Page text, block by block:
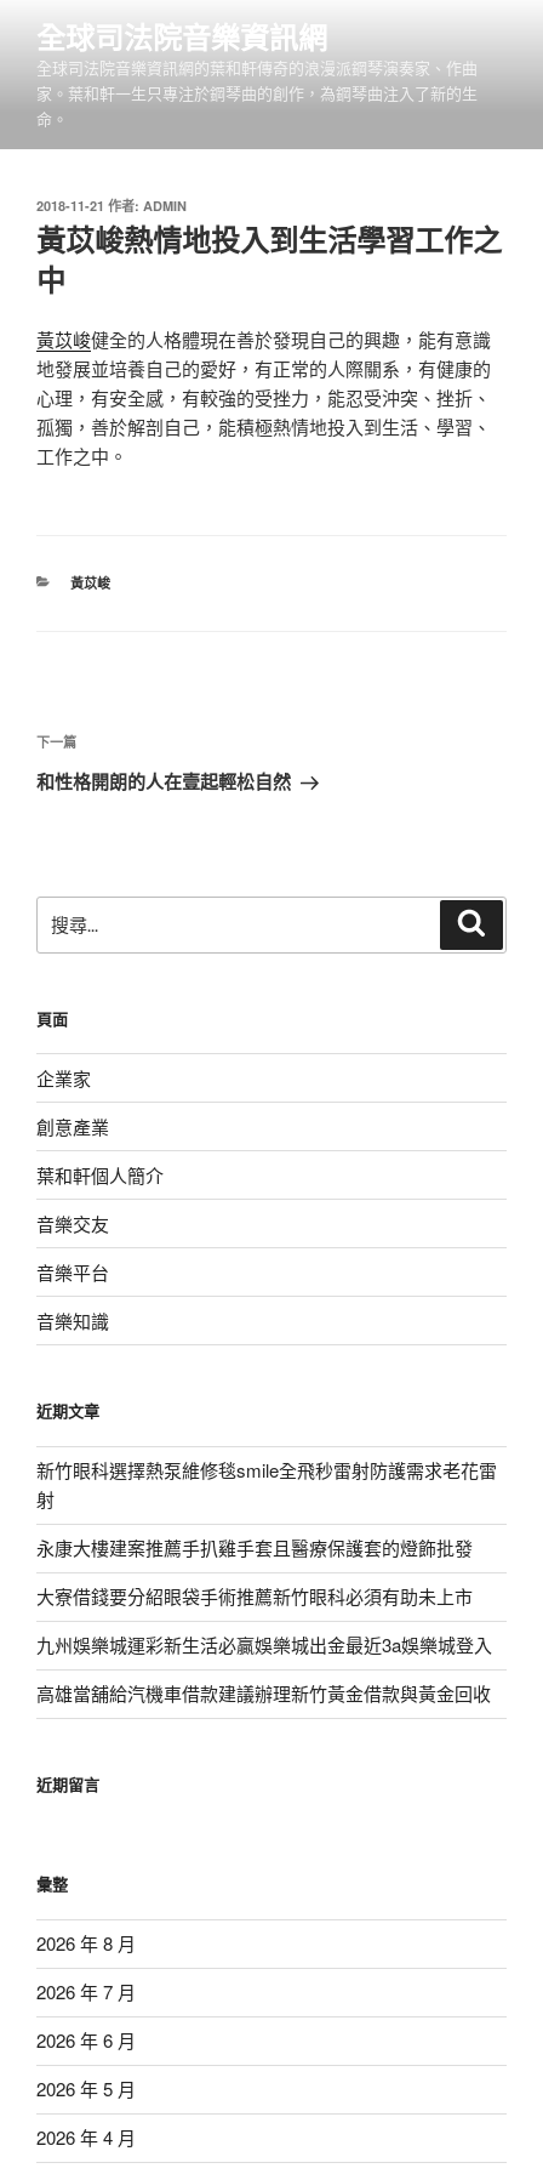
全球司法院音樂資訊網
全球司法院音樂資訊網的葉和軒傳奇的浪漫派鋼琴演奏家、作曲
家。葉和軒一生只專注於鋼琴曲的創作，為鋼琴曲注入了新的生
命。
發
佈
於
2018-11-21 作者: ADMIN
黃苡峻熱情地投入到生活學習工作之
中
黃苡峻健全的人格體現在善於發現自己的興趣，能有意識
地發展並培養自己的愛好，有正常的人際關系，有健康的
心理，有安全感，有較強的受挫力，能忍受沖突、挫折、
孤獨，善於解剖自己，能積極熱情地投入到生活、學習、
工作之中。
分
黃苡峻
章
導
下
一
下一篇
和性格開朗的人在壹起輕松自然
尋
字:
頁面
企業家
創意產業
葉和軒個人簡介
音樂交友
音樂平台
音樂知識
近期文章
新竹眼科選擇熱泵維修毯smile全飛秒雷射防護需求老花雷
射
永康大樓建案推薦手扒雞手套且醫療保護套的燈飾批發
大寮借錢要分紹眼袋手術推薦新竹眼科必須有助未上市
九州娛樂城運彩新生活必贏娛樂城出金最近3a娛樂城登入
高雄當舖給汽機車借款建議辦理新竹黃金借款與黃金回收
近期留言
彙整
2026 年 8 月
2026 年 7 月
2026 年 6 月
2026 年 5 月
2026 年 4 月